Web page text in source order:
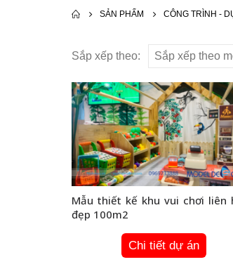
SẢN PHẨM CÔNG TRÌNH -
Sắp xếp theo:
Mẫu thiết kế khu vui chơi liên
đẹp 100m2
Chi tiết dự án